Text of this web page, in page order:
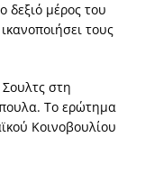
δεξιό μέρος του
τους
στη
Το ερώτημα
Κοινοβουλίου